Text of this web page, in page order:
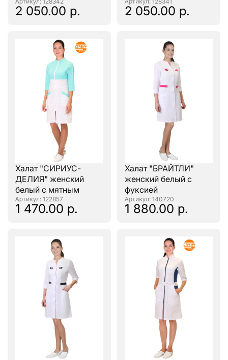
2 050.00 р. 2 050.00 р.
Халат "СИРИУС-
ДЕЛИЯ" женский
белый с мятным
: 122857
1 470.00 р.
Халат "БРАЙТЛИ"
женский белый с
фуксией
: 140720
1 880.00 р.